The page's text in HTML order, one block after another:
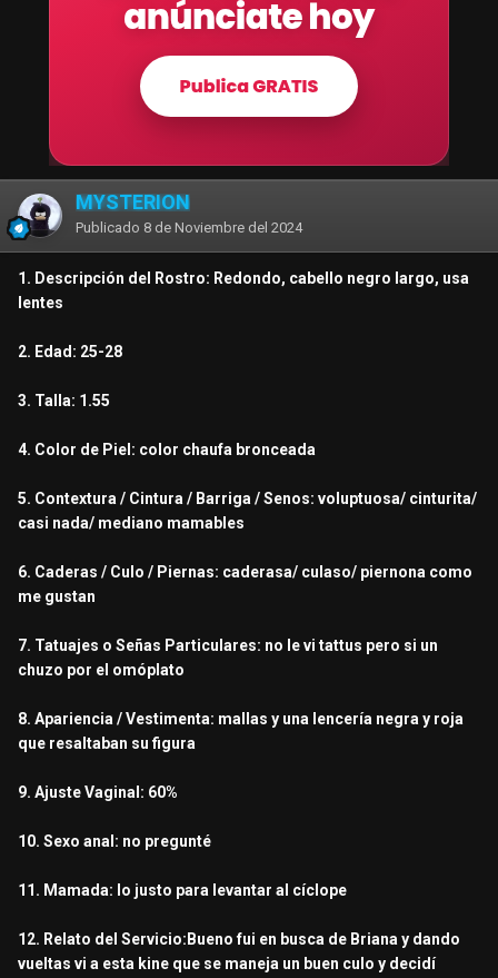
MYSTERION
Publicado 8 de Noviembre del 2024
1. Descripción del Rostro: Redondo, cabello negro largo, usa
lentes
2. Edad: 25-28
3. Talla: 1.55
4. Color de Piel: color chaufa bronceada
5. Contextura / Cintura / Barriga / Senos: voluptuosa/ cinturita/
casi nada/ mediano mamables
6. Caderas / Culo / Piernas: caderasa/ culaso/ piernona como
me gustan
7. Tatuajes o Señas Particulares: no le vi tattus pero si un
chuzo por el omóplato
8. Apariencia / Vestimenta: mallas y una lencería negra y roja
que resaltaban su figura
9. Ajuste Vaginal: 60%
10. Sexo anal: no pregunté
11. Mamada: lo justo para levantar al cíclope
12. Relato del Servicio:Bueno fui en busca de Briana y dando
vueltas vi a esta kine que se maneja un buen culo y decidí